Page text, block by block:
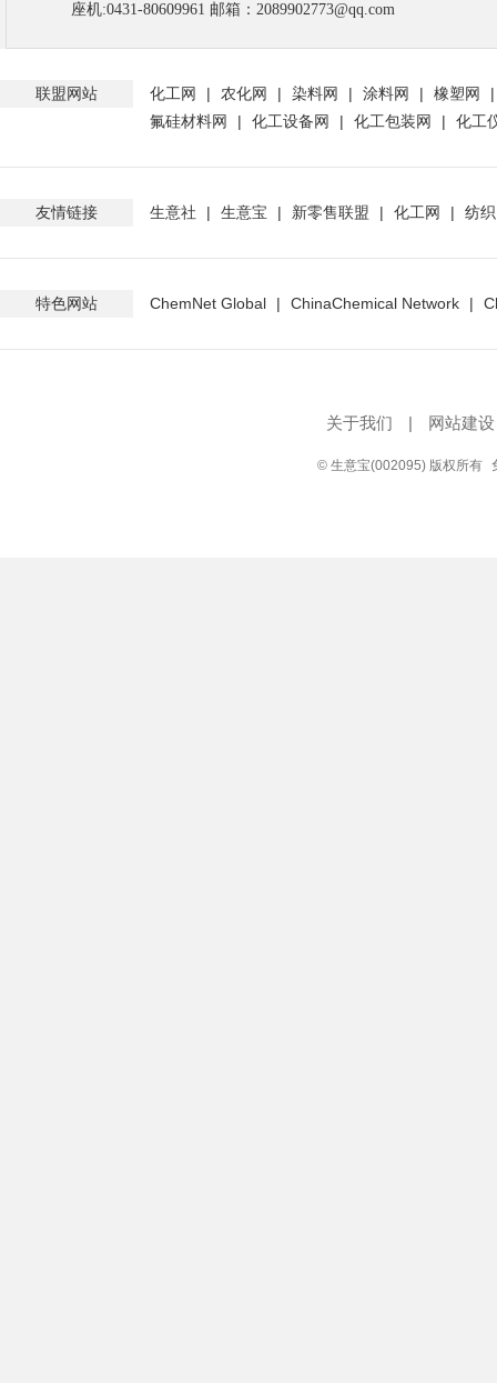
座机:0431-80609961 邮箱： 2089902773@qq.com
联盟网站 化工网 | 农化网 | 染料网 | 涂料网 | 橡塑网
氟硅材料网
| 化工设备网 | 化工包装网 | 化工
友情链接 生意社 | 生意宝 | 新零售联盟 | 化工网 | 纺
特色网站 ChemNet Global | ChinaChemical Network |
关于我们 | 网站建设
© 生意宝(002095) 版权所有